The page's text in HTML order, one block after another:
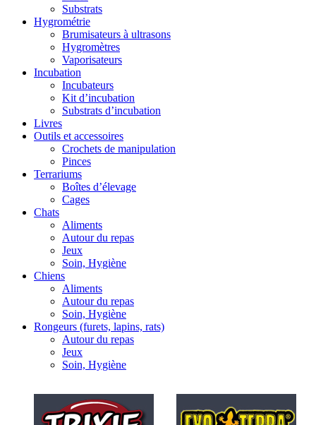
Substrats
Hygrométrie
Brumisateurs à ultrasons
Hygromètres
Vaporisateurs
Incubation
Incubateurs
Kit d’incubation
Substrats d’incubation
Livres
Outils et accessoires
Crochets de manipulation
Pinces
Terrariums
Boîtes d’élevage
Cages
Chats
Aliments
Autour du repas
Jeux
Soin, Hygiène
Chiens
Aliments
Autour du repas
Soin, Hygiène
Rongeurs (furets, lapins, rats)
Autour du repas
Jeux
Soin, Hygiène